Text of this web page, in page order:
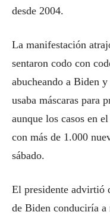
desde 2004.
La manifestación
sentaron codo con
abucheando a Biden
usaba máscaras para
aunque los casos en
con más de 1.000
sábado.
El presidente advirtió
de Biden conduciría a